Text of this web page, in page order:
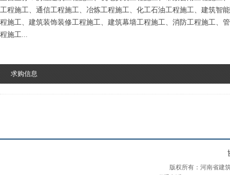
工程施工、通信工程施工、冶炼工程施工、化工石油工程施工、建筑智
程施工、建筑装饰装修工程施工、建筑幕墙工程施工、消防工程施工、
程施工...
求购信息
版权所有：河南省建